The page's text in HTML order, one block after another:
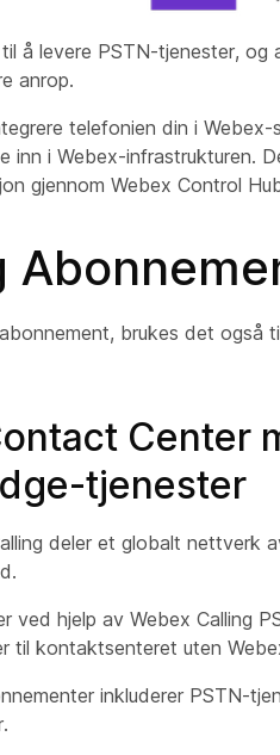
å levere PSTN-tjenester, og
anrop.
telefonien din i
inn i Webex-infrastrukturen.
gjennom Webex Control
brukes det også
Center
tjenester
deler et globalt nettverk
ved hjelp av Webex Calling
til kontaktsenteret uten
inkluderer PSTN-